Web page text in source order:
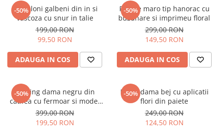
-50%
Pantaloni galbeni din in si
vascoza cu snur in talie
199,00 RON
99,50 RON
ADAUGA IN COS
-50%
Rochie maro tip hanorac cu
buzunare si imprimeu floral
299,00 RON
149,50 RON
ADAUGA IN COS
-50%
Trening dama negru din
catifea cu fermoar si model
pe jacheta
399,00 RON
199,50 RON
-50%
Bluza dama bej cu aplicatii
flori din paiete
249,00 RON
124,50 RON